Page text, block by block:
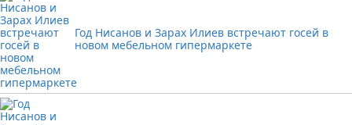
Год Нисанов и Зарах Илиев встречают госей в
новом мебельном гипермаркете